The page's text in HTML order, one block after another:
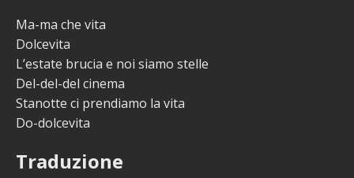
Ma-ma che vita
Dolcevita
L’estate brucia e noi siamo stelle
Del-del-del cinema
Stanotte ci prendiamo la vita
Do-dolcevita
Traduzione